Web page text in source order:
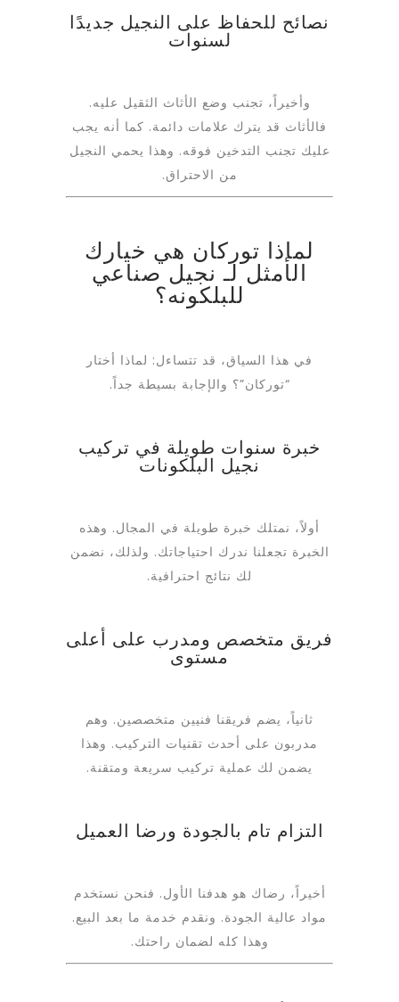
نصائح للحفاظ على النجيل جديدًا
لسنوات
وأخيراً، تجنب وضع الأثاث الثقيل عليه.
فالأثاث قد يترك علامات دائمة. كما أنه يجب
عليك تجنب التدخين فوقه. وهذا يحمي النجيل
من الاحتراق.
لماذا توركان هي خيارك
الأمثل لـ نجيل صناعي
للبلكونه؟
في هذا السياق، قد تتساءل: لماذا أختار
“توركان”؟ والإجابة بسيطة جداً.
خبرة سنوات طويلة في تركيب
نجيل البلكونات
أولاً، نمتلك خبرة طويلة في المجال. وهذه
الخبرة تجعلنا ندرك احتياجاتك. ولذلك، نضمن
لك نتائج احترافية.
فريق متخصص ومدرب على أعلى
مستوى
ثانياً، يضم فريقنا فنيين متخصصين. وهم
مدربون على أحدث تقنيات التركيب. وهذا
يضمن لك عملية تركيب سريعة ومتقنة.
التزام تام بالجودة ورضا العميل
أخيراً، رضاك هو هدفنا الأول. فنحن نستخدم
مواد عالية الجودة. ونقدم خدمة ما بعد البيع.
وهذا كله لضمان راحتك.